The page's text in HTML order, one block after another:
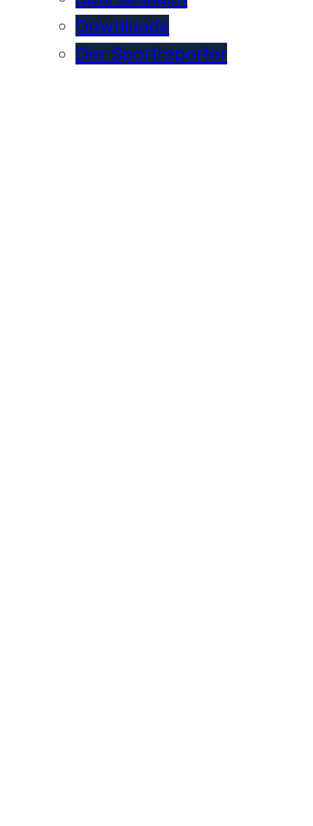
Downloads
Der Sportreporter